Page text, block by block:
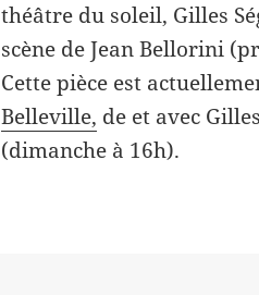
théâtre du soleil, Gilles
scène de Jean Bellorini
Cette pièce est
Belleville, de et avec
(dimanche à 16h).